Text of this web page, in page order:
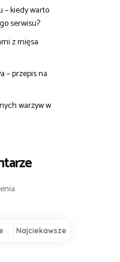
– kiedy warto
serwisu?
z mięsa
– przepis na
warzyw w
Najciekawsze